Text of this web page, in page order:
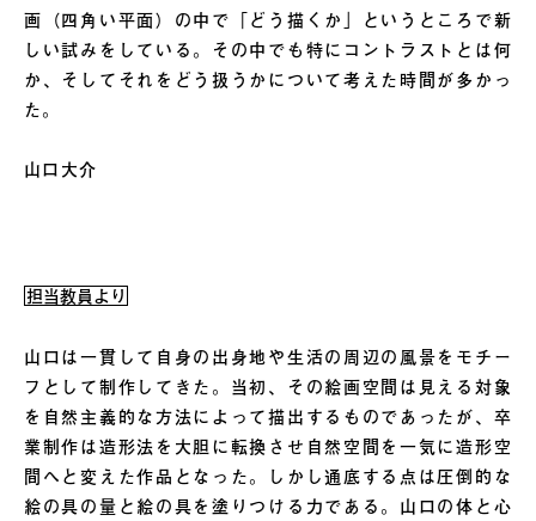
画（四角い平面）の中で「どう描くか」というところで新
しい試みをしている。その中でも特にコントラストとは何
か、そしてそれをどう扱うかについて考えた時間が多かっ
た。
山口大介
担当教員より
山口は一貫して自身の出身地や生活の周辺の風景をモチー
フとして制作してきた。当初、その絵画空間は見える対象
を自然主義的な方法によって描出するものであったが、卒
業制作は造形法を大胆に転換させ自然空間を一気に造形空
間へと変えた作品となった。しかし通底する点は圧倒的な
絵の具の量と絵の具を塗りつける力である。山口の体と心